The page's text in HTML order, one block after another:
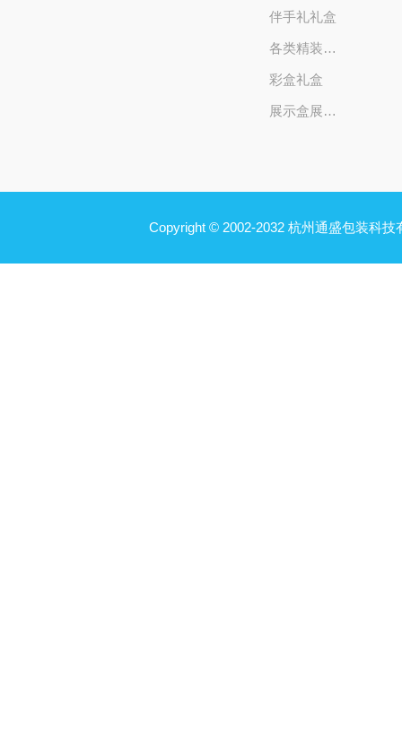
伴手礼礼盒
各类精装礼盒
彩盒礼盒
展示盒展示架
Copyright © 2002-2032 杭州通盛包装科